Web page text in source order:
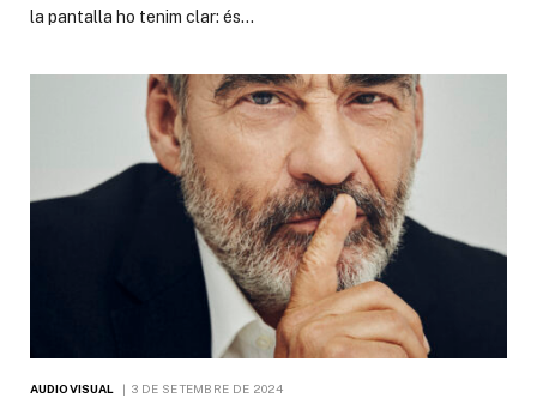
la pantalla ho tenim clar: és…
AUDIOVISUAL 3 DE SETEMBRE DE 2024